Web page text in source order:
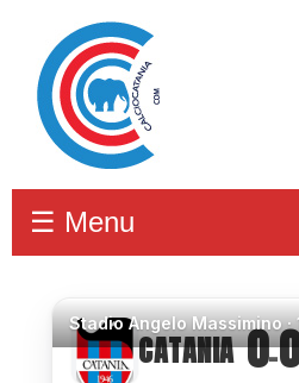
☰ Menu
StadioAngelo Massimino ·
CATANIA 0–0